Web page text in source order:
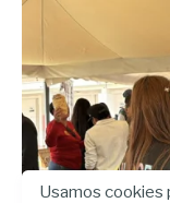
Usamos cookies